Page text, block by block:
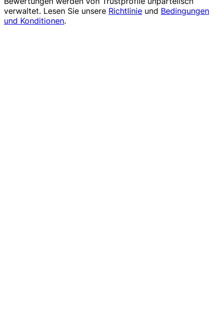
verwaltet. Lesen Sie unsere Richtlinie und Bedingungen
und Konditionen.